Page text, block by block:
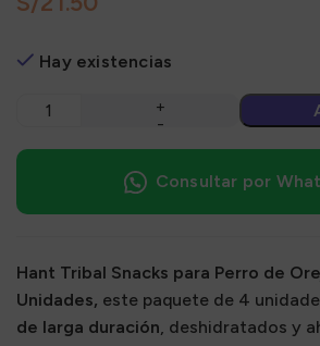
Hay existencias
Consultar por
Hant Tribal Snacks para Perro de
Unidades, este paquete de 4
de larga duración, deshidratados y